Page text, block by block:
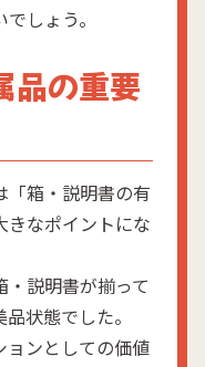
しょう。
品の重要
「箱・説明書の有
きなポイントにな
・説明書が揃って
状態でした。
ョンとしての価値